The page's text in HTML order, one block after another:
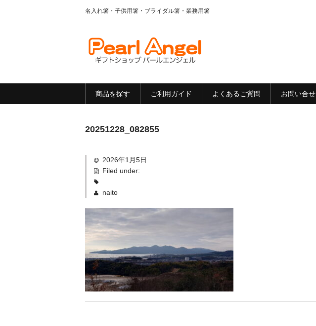
名入れ箸・子供用箸・ブライダル箸・業務用箸
商品を探す ご利用ガイド よくあるご質問 お問い合せ
20251228_082855
2026年1月5日
Filed under:
naito